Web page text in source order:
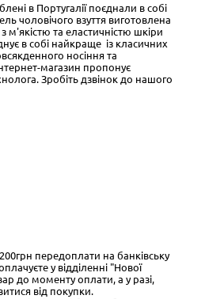
в Португалії поєднали в собі
чоловічого взуття виготовлена
м'якістю та еластичністю шкіри
в собі найкраще із класичних
носіння та
магазин пропонує
Зробіть дзвінок до нашого
передоплати на банківську
у відділенні "Нової
до моменту оплати, а у разі,
від покупки.